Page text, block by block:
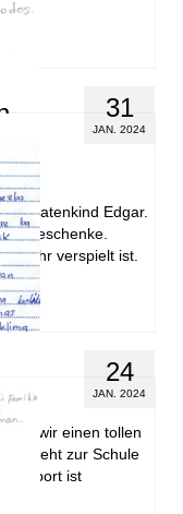
31
JAN. 2024
Patenkind Edgar.
Geschenke.
sehr verspielt ist.
24
JAN. 2024
wir einen tollen
geht zur Schule
ist